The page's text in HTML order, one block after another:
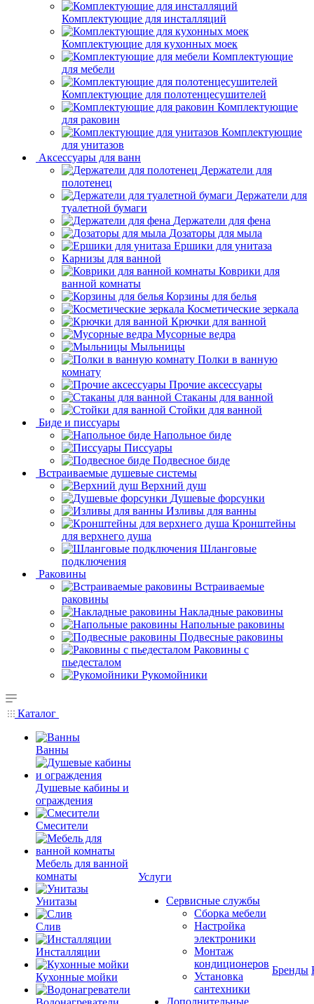
Комплектующие для инсталляций
Комплектующие для кухонных моек
Комплектующие
для мебели
Комплектующие для полотенцесушителей
Комплектующие
для раковин
Комплектующие
для унитазов
Аксессуары для ванн
Держатели для
полотенец
Держатели для
туалетной бумаги
Держатели для фена
Дозаторы для мыла
Ершики для унитаза
Карнизы для ванной
Коврики для
ванной комнаты
Корзины для белья
Косметические зеркала
Крючки для ванной
Мусорные ведра
Мыльницы
Полки в ванную
комнату
Прочие аксессуары
Стаканы для ванной
Стойки для ванной
Биде и писсуары
Напольное биде
Писсуары
Подвесное биде
Встраиваемые душевые системы
Верхний душ
Душевые форсунки
Изливы для ванны
Кронштейны
для верхнего душа
Шланговые
подключения
Раковины
Встраиваемые
раковины
Накладные раковины
Напольные раковины
Подвесные раковины
Раковины с
пьедесталом
Рукомойники
Каталог
Ванны
Душевые кабины и
ограждения
Смесители
Мебель для ванной
комнаты
Унитазы
Слив
Инсталляции
Кухонные мойки
Услуги
Сервисные службы
Сборка мебели
Настройка
электроники
Монтаж
кондиционеров
Установка
сантехники
Дополнительные
Бренды